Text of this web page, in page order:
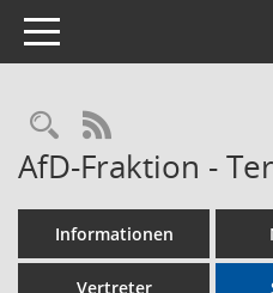
Toggle navigation
RSS-Feed
AfD-Fraktion -
Informationen
Vertreter